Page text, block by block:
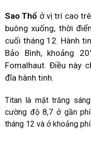
Sao Thổ ở vị trí cao
buông xuống, thời
cuối tháng 12. Hành
Bảo Bình, khoảng
Fomalhaut. Điều này
đĩa hành tinh.
Titan là mặt trăng
cường độ 8,7 ở gần
tháng 12 và ở khoảng